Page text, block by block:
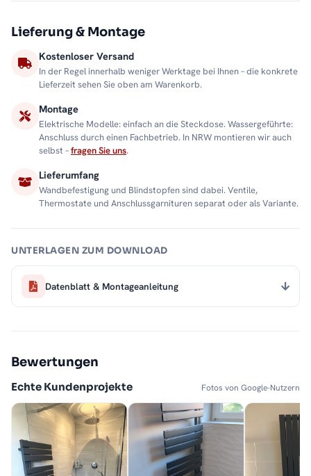
Lieferung & Montage
Kostenloser Versand
In der Regel innerhalb weniger Werktage bei Ihnen – die konkrete
Lieferzeit sehen Sie oben am Warenkorb.
Montage
Elektrische Modelle: einfach an die Steckdose. Wassergeführte:
Anschluss durch einen Fachbetrieb. In NRW montieren wir auch
selbst –fragen Sie uns.
Lieferumfang
Wandbefestigung und Blindstopfen sind dabei. Ventile,
Thermostate und Anschlussgarnituren separat oder als Variante.
UNTERLAGEN ZUM DOWNLOAD
Datenblatt & Montageanleitung
Bewertungen
Echte Kundenprojekte Fotos von Google-Nutzern